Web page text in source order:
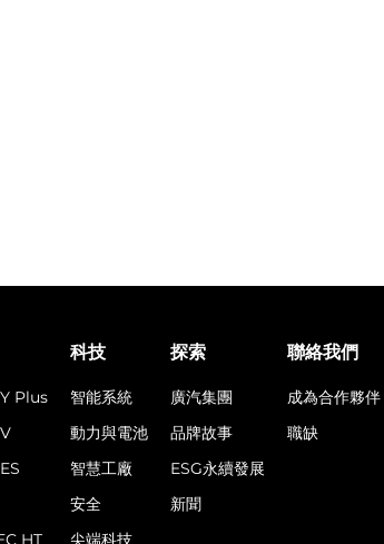
Plus
HT
科技
智能系統
動力與電池
智慧工廠
安全
尖端科技
探索
廣汽集團
品牌故事
ESG永續發展
新聞
聯絡我們
成為合作夥伴
職缺